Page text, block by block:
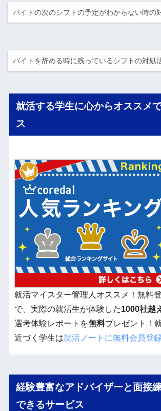
バイトの次のシフトの予定がわからない時の
バイトを辞める時に残っているシフトの対処
就活する学生に心からオススメ
ス
就活マイスター管理人オススメ！無料
で、実際の就活生が体験した1000社越
選考体験レポートを無料プレゼント！
近づく学生は就活ノートに無料会員登
経験豊富なアドバイザーと面接
できるサービス